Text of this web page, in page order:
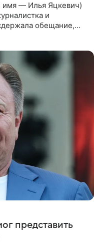
имя — Илья Яцкевич)
и
обещание,
представить